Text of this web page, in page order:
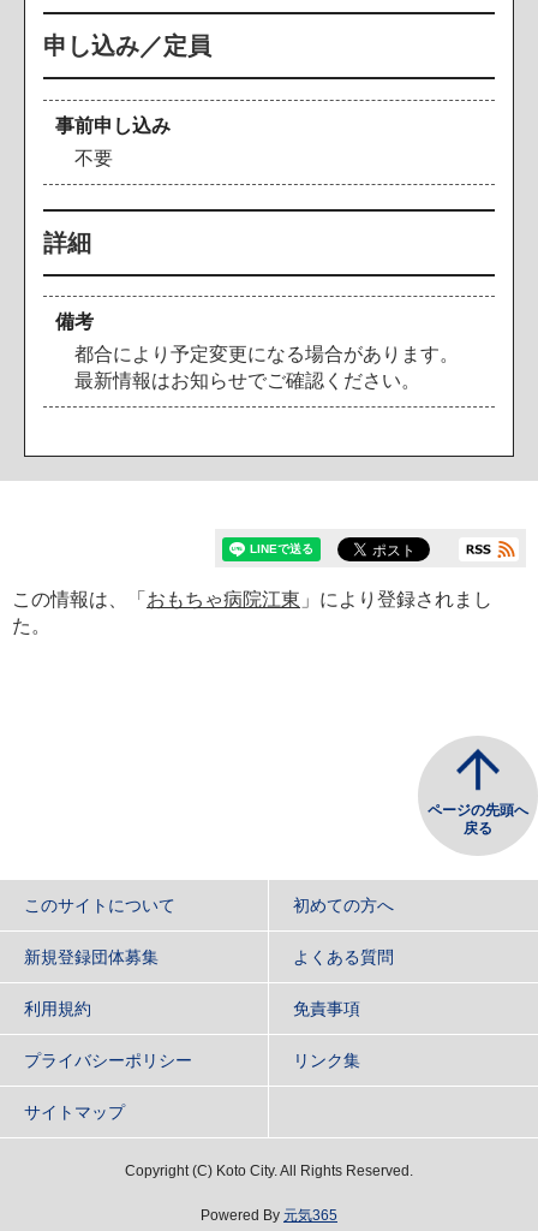
申し込み／定員
事前申し込み
不要
詳細
備考
都合により予定変更になる場合があります。
最新情報はお知らせでご確認ください。
この情報は、「 おもちゃ病院江東 」により登録されまし
た。
ページの先頭へ
戻る
このサイトについて 初めての方へ
新規登録団体募集 よくある質問
利用規約 免責事項
プライバシーポリシー リンク集
サイトマップ
Copyright(C) Koto City. All Rights Reserved.
Powered By 元気365